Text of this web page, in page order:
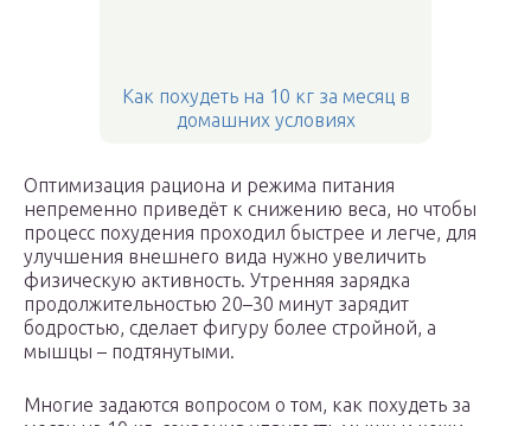
Как похудеть на 10 кг за месяц в
домашних условиях
Оптимизация рациона и режима питания
непременно приведёт к снижению веса, но чтобы
процесс похудения проходил быстрее и легче, для
улучшения внешнего вида нужно увеличить
физическую активность. Утренняя зарядка
продолжительностью 20–30 минут зарядит
бодростью, сделает фигуру более стройной, а
мышцы – подтянутыми.
Многие задаются вопросом о том, как похудеть за